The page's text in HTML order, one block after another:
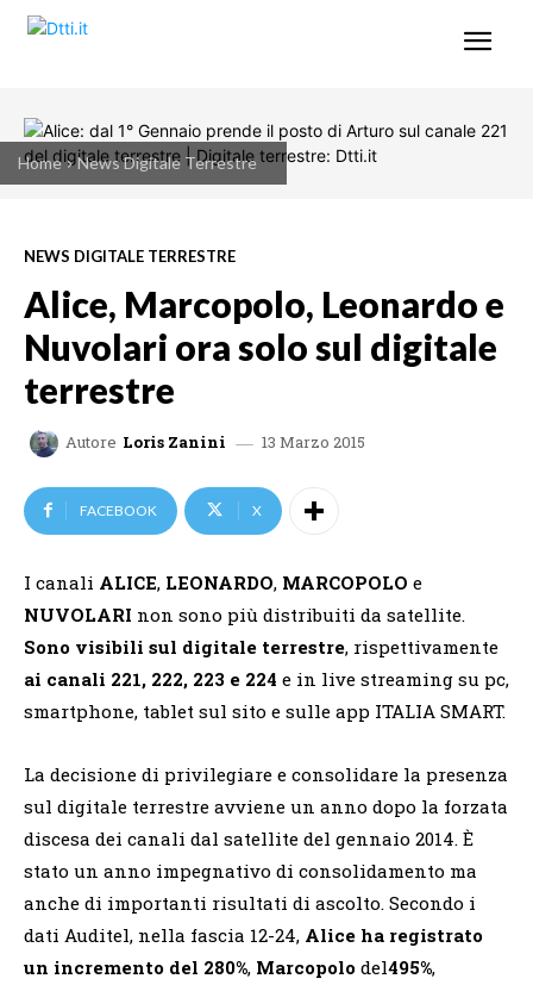
Home News Digitale Terrestre
NEWS DIGITALE TERRESTRE
Alice, Marcopolo, Leonardo e
Nuvolari ora solo sul digitale
terrestre
Autore Loris Zanini 13 Marzo 2015
FACEBOOK X
I canali ALICE, LEONARDO, MARCOPOLO e
NUVOLARI non sono più distribuiti da satellite.
Sono visibili sul digitale terrestre, rispettivamente
ai canali 221, 222, 223 e 224 e in live streaming su pc,
smartphone, tablet sul sito e sulle app ITALIA SMART.
La decisione di privilegiare e consolidare la presenza
sul digitale terrestre avviene un anno dopo la forzata
discesa dei canali dal satellite del gennaio 2014. È
stato un anno impegnativo di consolidamento ma
anche di importanti risultati di ascolto. Secondo i
dati Auditel, nella fascia 12-24, Alice ha registrato
un incremento del 280%, Marcopolo del495%,